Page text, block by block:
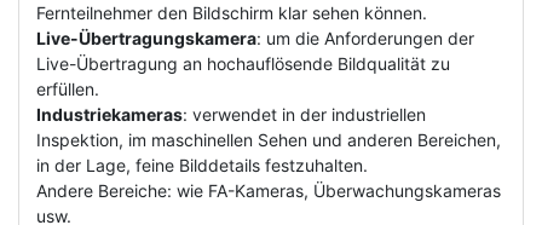
Fernteilnehmer den Bildschirm klar sehen können.
Live-Übertragungskamera: um die Anforderungen der
Live-Übertragung an hochauflösende Bildqualität zu
erfüllen.
Industriekameras: verwendet in der industriellen
Inspektion, im maschinellen Sehen und anderen Bereichen,
in der Lage, feine Bilddetails festzuhalten.
Andere Bereiche: wie FA-Kameras, Überwachungskameras
usw.